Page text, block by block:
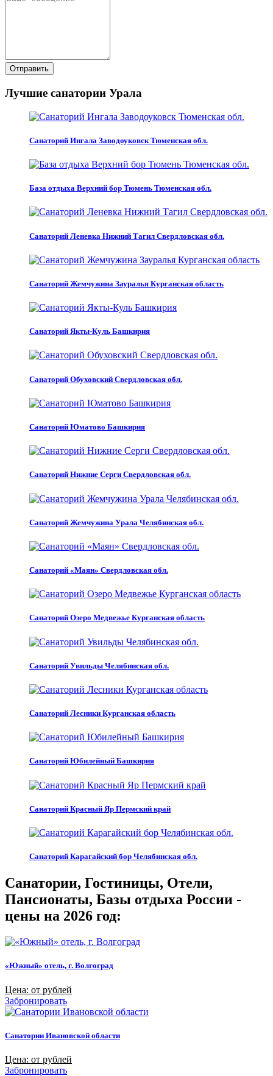
Отправить
Лучшие санатории Урала
Санаторий Ингала Заводоуковск Тюменская обл.
База отдыха Верхний бор Тюмень Тюменская обл.
Санаторий Леневка Нижний Тагил Свердловская обл.
Санаторий Жемчужина Зауралья Курганская область
Санаторий Якты-Куль Башкирия
Санаторий Обуховский Свердловская обл.
Санаторий Юматово Башкирия
Санаторий Нижние Серги Свердловская обл.
Санаторий Жемчужина Урала Челябинская обл.
Санаторий «Маян» Свердловская обл.
Санаторий Озеро Медвежье Курганская область
Санаторий Увильды Челябинская обл.
Санаторий Лесники Курганская область
Санаторий Юбилейный Башкирия
Санаторий Красный Яр Пермский край
Санаторий Карагайский бор Челябинская обл.
Санатории, Гостиницы, Отели,
Пансионаты, Базы отдыха России -
цены на 2026 год:
«Южный» отель, г. Волгоград
Цена: от рублей
Забронировать
Санатории Ивановской области
Цена: от рублей
Забронировать